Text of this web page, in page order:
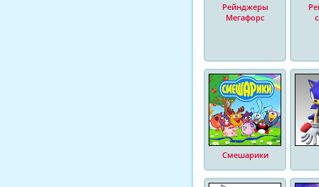
Рейнджеры
Мегафорс
Смешарики